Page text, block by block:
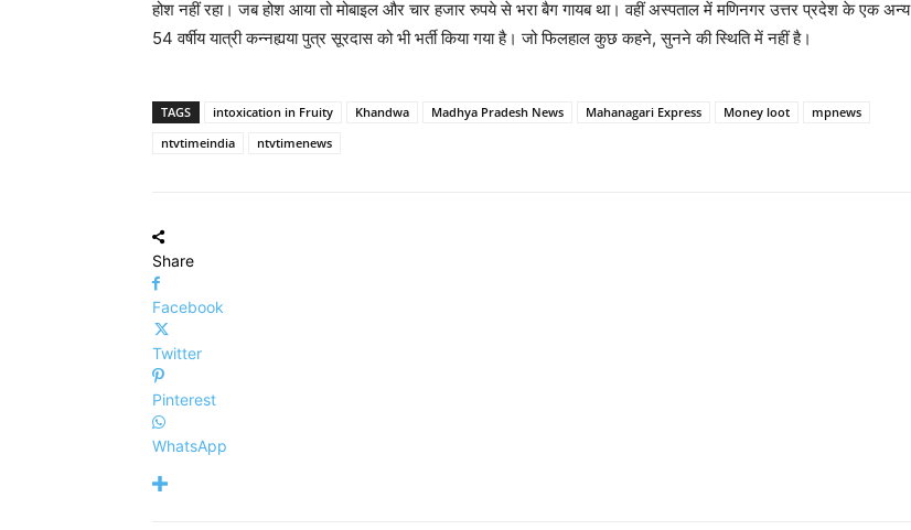
होश नहीं रहा। जब होश आया तो मोबाइल और चार हजार रुपये से भरा बैग गायब था। वहीं अस्पताल में मणिनगर उत्तर प्रदेश के एक अन्य
54 वर्षीय यात्री कन्नह्यया पुत्र सूरदास को भी भर्ती किया गया है। जो फिलहाल कुछ कहने, सुनने की स्थिति में नहीं है।
TAGS intoxication in Fruity Khandwa Madhya Pradesh News Mahanagari Express Money loot
mpnews
ntvtimeindia
ntvtimenews
Share
Facebook
Twitter
Pinterest
WhatsApp